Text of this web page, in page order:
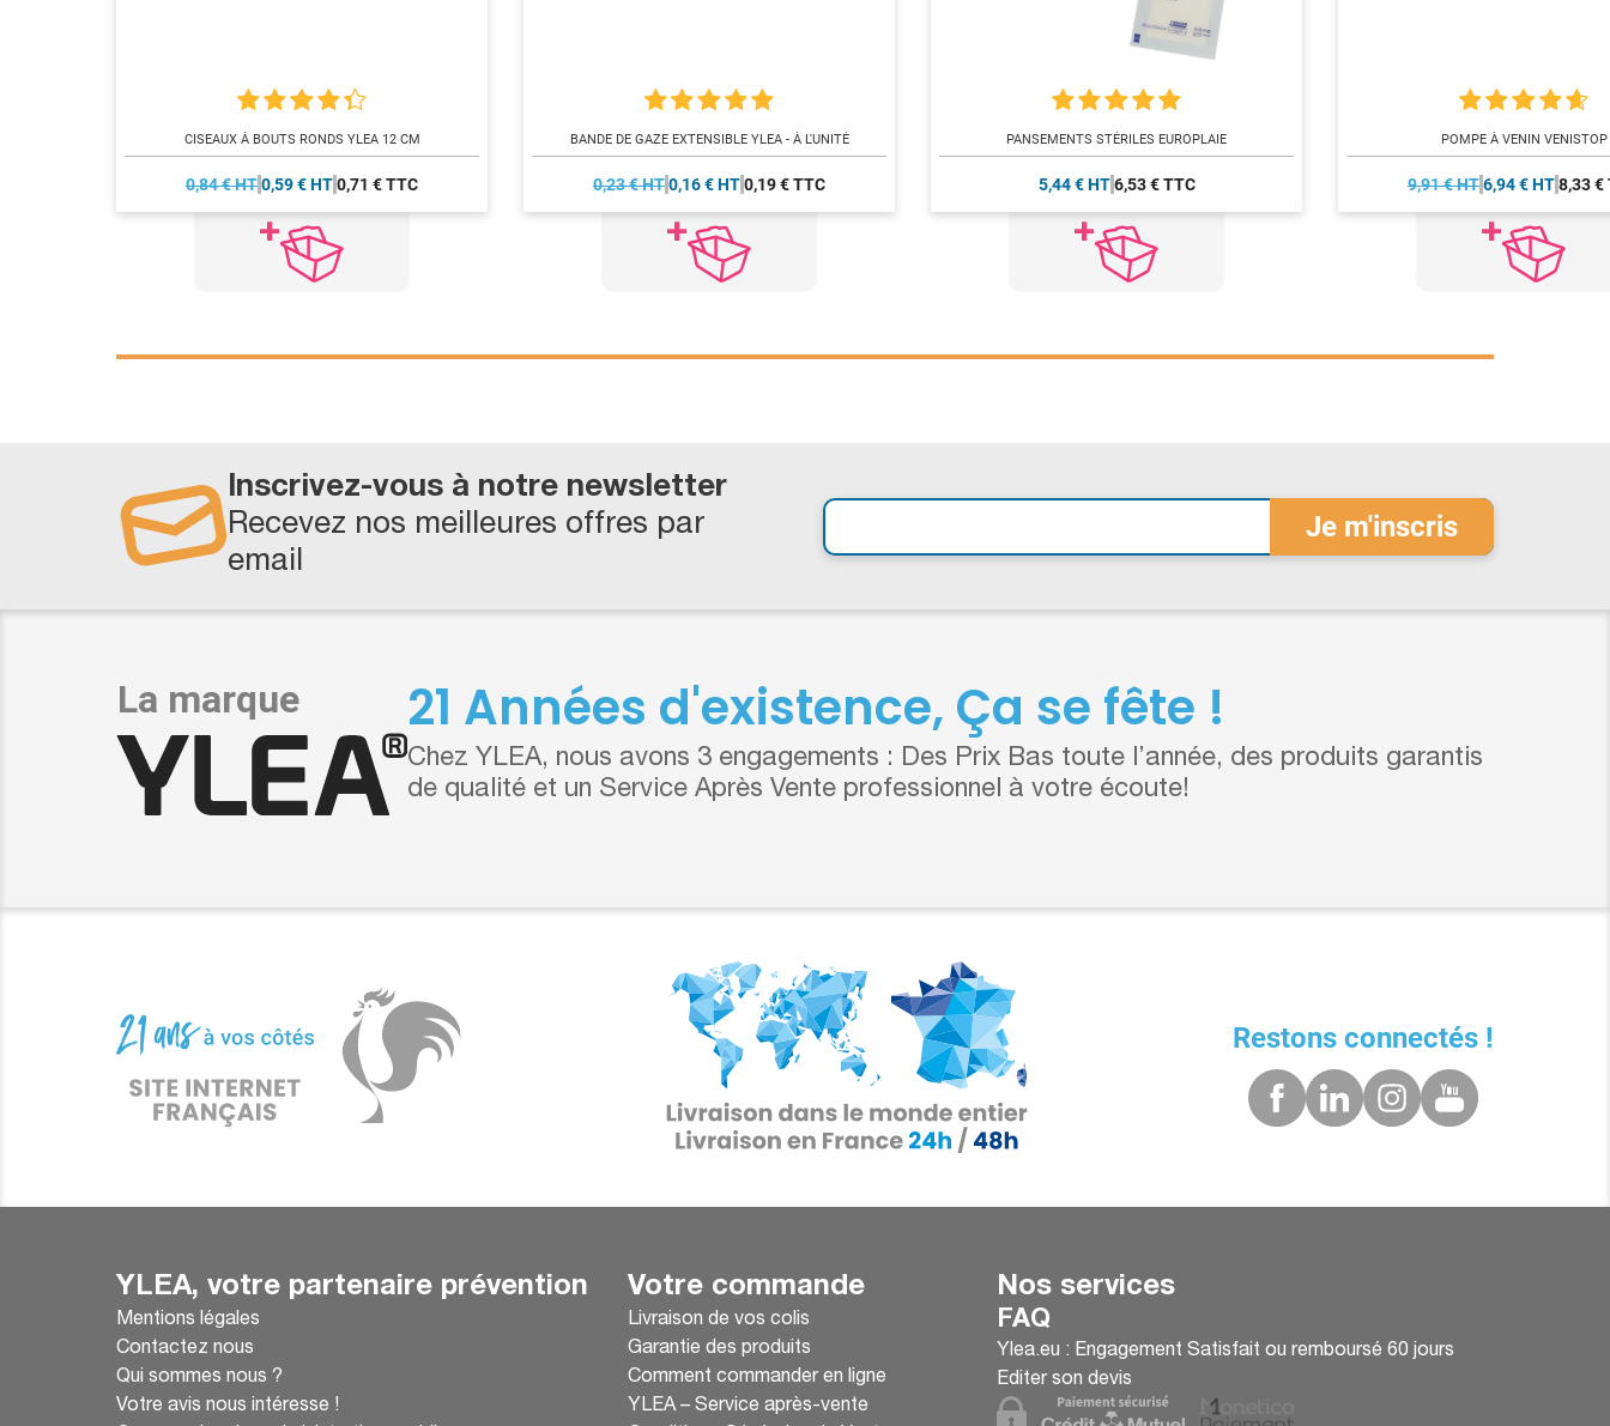
CISEAUX À BOUTS RONDS YLEA 12 CM
0,84 € HT0,59 € HT0,71 € TTC
BANDE DE GAZE EXTENSIBLE YLEA - À L'UNITÉ
0,23 € HT0,16 € HT0,19 € TTC
PANSEMENTS STÉRILES EUROPLAIE
5,44 € HT 6,53 € TTC
POMPE À VENIN VENISTOP
9,91 € HT6,94 € HT8,33 €
Inscrivez-vous à notre newsletter
Recevez nos meilleures offres par
email
21 Années d'existence, Ça se fête !
Chez YLEA, nous avons 3 engagements : Des Prix Bas toute l’année, des produits garantis
de qualité et un Service Après Vente professionnel à votre écoute!
Restons connectés !
YLEA, votre partenaire prévention
Mentions légales
Contactez nous
Qui sommes nous ?
Votre avis nous intéresse !
Votre commande
Livraison de vos colis
Garantie des produits
Comment commander en ligne
YLEA – Service après-vente
Nos services
FAQ
Ylea.eu : Engagement Satisfait ou remboursé 60 jours
Editer son devis